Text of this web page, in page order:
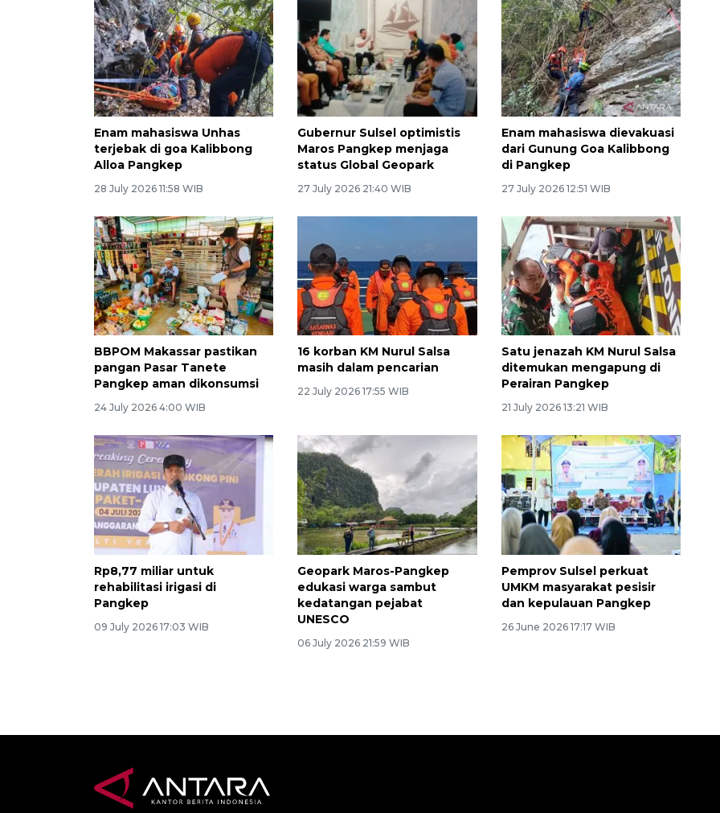
Enam mahasiswa Unhas
terjebak di goa Kalibbong
Alloa Pangkep
28 July 2026 11:58 WIB
Gubernur Sulsel optimistis
Maros Pangkep menjaga
status Global Geopark
27 July 2026 21:40 WIB
Enam mahasiswa dievakuasi
dari Gunung Goa Kalibbong
di Pangkep
27 July 2026 12:51 WIB
BBPOM Makassar pastikan
pangan Pasar Tanete
Pangkep aman dikonsumsi
24 July 2026 4:00 WIB
16 korban KM Nurul Salsa
masih dalam pencarian
22 July 2026 17:55 WIB
Satu jenazah KM Nurul Salsa
ditemukan mengapung di
Perairan Pangkep
21 July 2026 13:21 WIB
Rp8,77 miliar untuk
rehabilitasi irigasi di
Pangkep
09 July 2026 17:03 WIB
Geopark Maros-Pangkep
edukasi warga sambut
kedatangan pejabat
UNESCO
06 July 2026 21:59 WIB
Pemprov Sulsel perkuat
UMKM masyarakat pesisir
dan kepulauan Pangkep
26 June 2026 17:17 WIB